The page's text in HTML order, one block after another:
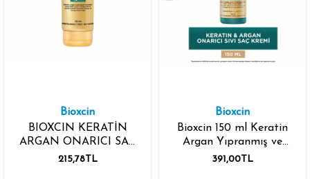
Bioxcin
BIOXCIN KERATİN
ARGAN ONARICI SAÇ
BAKIM KREMİ 250ML
215,78TL
Bioxcin
Bioxcin 150 ml Keratin
Argan Yıpranmış ve
Hassas Saçlar Onarıcı
391,00TL